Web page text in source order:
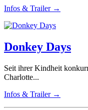
Infos & Trailer →
Donkey Days
Seit ihrer Kindheit
Charlotte...
Infos & Trailer →